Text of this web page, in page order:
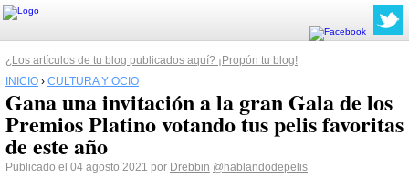
¿Los artículos de tu blog publicados aquí? ¡Propón tu blog!
INICIO › CULTURA Y OCIO
Gana una invitación a la gran Gala de los
Premios Platino votando tus pelis favoritas
de este año
Publicado el 04 agosto 2021 por Drebbin @hablandodepelis